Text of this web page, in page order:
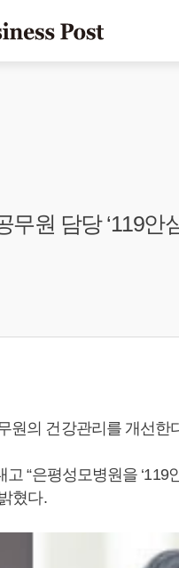
원 담당 ‘119안
원의 건강관리를 개선한
“은평성모병원을 ‘119
혔다.